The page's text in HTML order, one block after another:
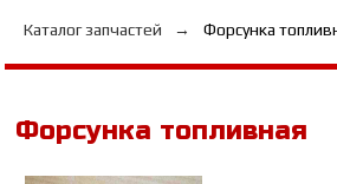
Каталог запчастей Форсунка
Форсунка топливная